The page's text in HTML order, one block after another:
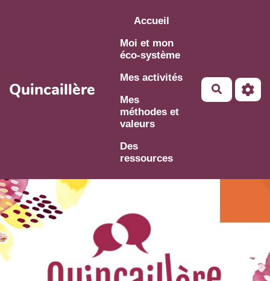
Aller au contenu principal
Quincaillère
Accueil
Moi et mon
éco-système
Mes activités
Mes
méthodes et
valeurs
Des
ressources